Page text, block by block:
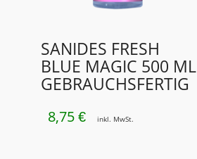
SANIDES FRESH
BLUE MAGIC 500 ML
GEBRAUCHSFERTIG
8,75€ inkl. MwSt.